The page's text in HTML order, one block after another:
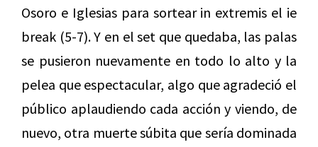
Osoro e Iglesias para sortear in extremis el ie
break (5-7). Y en el set que quedaba, las palas
se pusieron nuevamente en todo lo alto y la
pelea que espectacular, algo que agradeció el
público aplaudiendo cada acción y viendo, de
nuevo, otra muerte súbita que sería dominada